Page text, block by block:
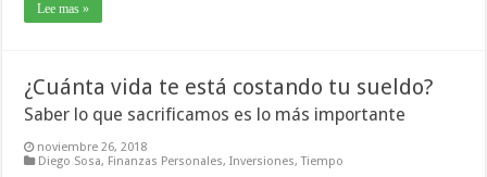
Lee mas »
¿Cuánta vida te está costando tu sueldo?
Saber lo que sacrificamos es lo más importante
noviembre 26, 2018
Diego Sosa, Finanzas Personales,Inversiones,Tiempo